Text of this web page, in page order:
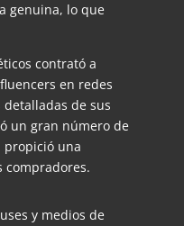
genuina, lo que
contrató a
en redes
de sus
un gran número de
propició una
y medios de